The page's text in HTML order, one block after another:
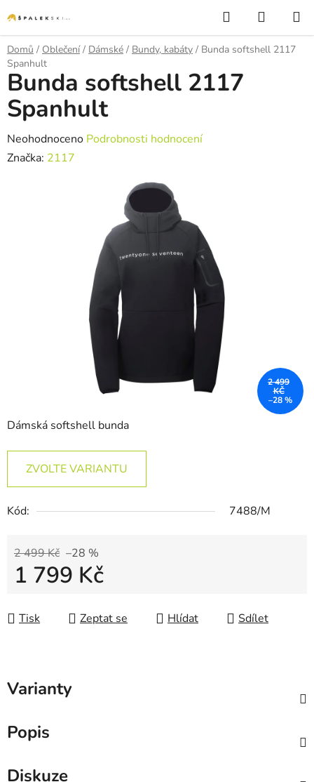
Hledat
Domů / Oblečení / Dámské / Bundy, kabáty / Bunda softshell 2117
Spanhult
Dámská softshell bunda
ZVOLTE VARIANTU
Kód: 7488/M
2 499 Kč –28 %
1 799 Kč
Tisk
Zeptat se Hlídat Sdílet
Bunda softshell 2117
Spanhult
Průměrné hodnocení produktu je 0,0 z 5 hvězdiček.
Neohodnoceno Podrobnosti hodnocení
Značka: 2117
2 499
KČ
–28 %
Varianty
Popis
Diskuze